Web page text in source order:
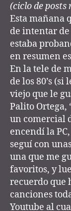
(ciclo de posts
Esta mañana
de intentar de
estaba
en resumen
En la tele de
de los 80’s (si
viejo que le
Palito Ortega,
un comercial
encendí la
seguí con
una que me
favoritos, y
recuerdo que
canciones
Youtube al